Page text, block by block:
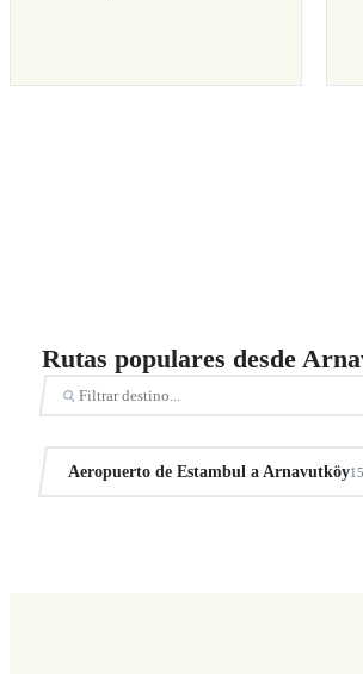
Rutas populares desde
Aeropuerto de Estambul a Arnavutköy